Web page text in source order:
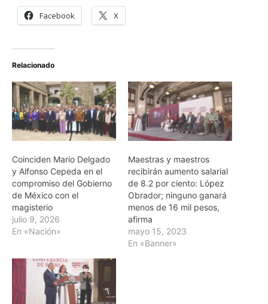
Facebook X
Relacionado
Coinciden Mario Delgado
y Alfonso Cepeda en el
compromiso del Gobierno
de México con el
magisterio
julio 9, 2026
En «Nación»
Maestras y maestros
recibirán aumento salarial
de 8.2 por ciento: López
Obrador; ninguno ganará
menos de 16 mil pesos,
afirma
mayo 15, 2023
En «Banner»